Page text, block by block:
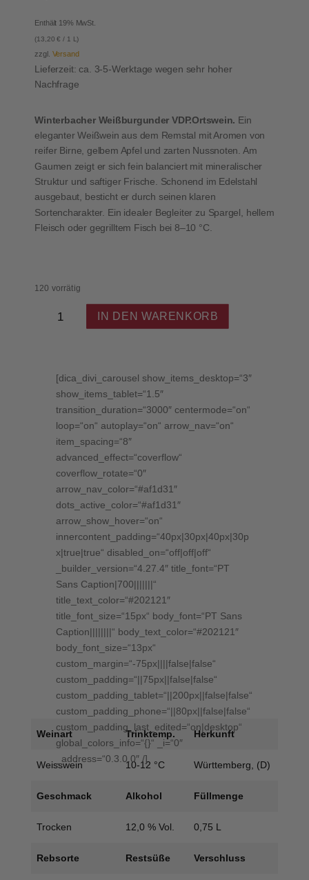
Enthält 19% MwSt.
(13,20€ / 1 L)
zzgl. Versand
Lieferzeit: ca. 3-5-Werktage wegen sehr hoher
Nachfrage
Winterbacher Weißburgunder VDP.Ortswein. Ein
eleganter Weißwein aus dem Remstal mit Aromen von
reifer Birne, gelbem Apfel und zarten Nussnoten. Am
Gaumen zeigt er sich fein balanciert mit mineralischer
Struktur und saftiger Frische. Schonend im Edelstahl
ausgebaut, besticht er durch seinen klaren
Sortencharakter. Ein idealer Begleiter zu Spargel, hellem
Fleisch oder gegrilltem Fisch bei 8–10 °C.
120 vorrätig
Ellwanger
VDP.Ortswein
Trocken
Württemberg
Menge
IN DEN WARENKORB
[dica_divi_carousel show_items_desktop=“3″
show_items_tablet=“1.5″
transition_duration=“3000″ centermode=“on“
loop=“on“ autoplay=“on“ arrow_nav=“on“
item_spacing=“8″
advanced_effect=“coverflow“
coverflow_rotate=“0″
arrow_nav_color=“#af1d31″
dots_active_color=“#af1d31″
arrow_show_hover=“on“
innercontent_padding=“40px|30px|40px|30p
x|true|true“ disabled_on=“off|off|off“
_builder_version=“4.27.4″ title_font=“PT
Sans Caption|700|||||||“
title_text_color=“#202121″
title_font_size=“15px“ body_font=“PT Sans
Caption||||||||“ body_text_color=“#202121″
body_font_size=“13px“
custom_margin=“-75px||||false|false“
custom_padding=“||75px||false|false“
custom_padding_tablet=“||200px||false|false“
custom_padding_phone=“||80px||false|false“
custom_padding_last_edited=“on|desktop“
global_colors_info=“{}“ _i=“0″
_address=“0.3.0.0″ /]
Weinart Trinktemp. Herkunft
Weisswein 10-12 °C Württemberg, (D)
Geschmack Alkohol Füllmenge
Trocken 12,0 % Vol. 0,75 L
Rebsorte Restsüße Verschluss